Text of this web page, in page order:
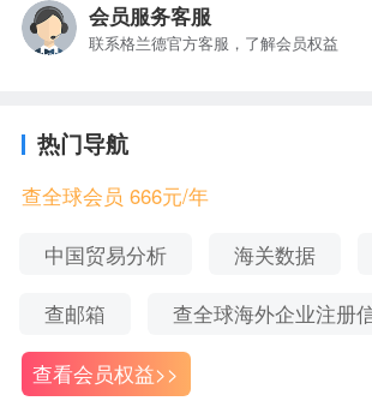
二、功能应用版块：
大家都玩微信，那么个人的Update则
样，发布的消息所有的好友都可以看
赞、评论和转发等。一般朋友圈都是
接，而且链接会自动变成缩略图和简
会员服务客服
联系格兰德官方客服，了解会员权益
热门导航
查全球会员 666元/年
中国贸易分析 海关数据
查邮箱 查全球海外企业注册
查看会员权益>>